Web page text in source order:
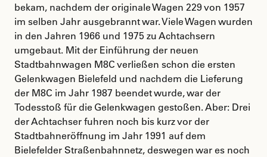
bekam, nachdem der originale Wagen 229 von 1957
im selben Jahr ausgebrannt war. Viele Wagen wurden
in den Jahren 1966 und 1975 zu Achtachsern
umgebaut. Mit der Einführung der neuen
Stadtbahnwagen M8C verließen schon die ersten
Gelenkwagen Bielefeld und nachdem die Lieferung
der M8C im Jahr 1987 beendet wurde, war der
Todesstoß für die Gelenkwagen gestoßen. Aber: Drei
der Achtachser fuhren noch bis kurz vor der
Stadtbahneröffnung im Jahr 1991 auf dem
Bielefelder Straßenbahnnetz, deswegen war es noch